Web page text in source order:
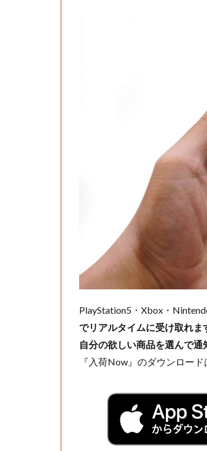
PlayStation5・Xbox・
でリアルタイムに受け取れま
自分の欲しい商品を選んで通
『入荷Now』のダウンロード